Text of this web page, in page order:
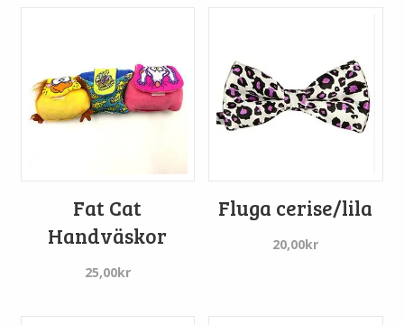
Fat Cat
Handväskor
25,00kr
Fluga cerise/lila
20,00kr